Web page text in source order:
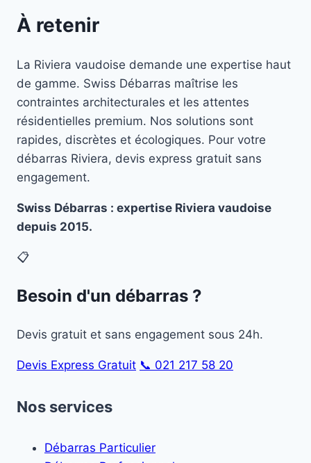
À retenir
La Riviera vaudoise demande une expertise haut
de gamme. Swiss Débarras maîtrise les
contraintes architecturales et les attentes
résidentielles premium. Nos solutions sont
rapides, discrètes et écologiques. Pour votre
débarras Riviera, devis express gratuit sans
engagement.
Swiss Débarras : expertise Riviera vaudoise
depuis 2015.
📋
Besoin d'un débarras ?
Devis gratuit et sans engagement sous 24h.
Devis Express Gratuit 📞 021 217 58 20
Nos services
Débarras Particulier